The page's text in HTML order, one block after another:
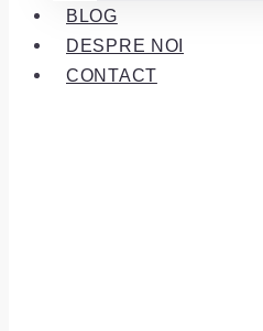
BLOG
DESPRE NOI
CONTACT